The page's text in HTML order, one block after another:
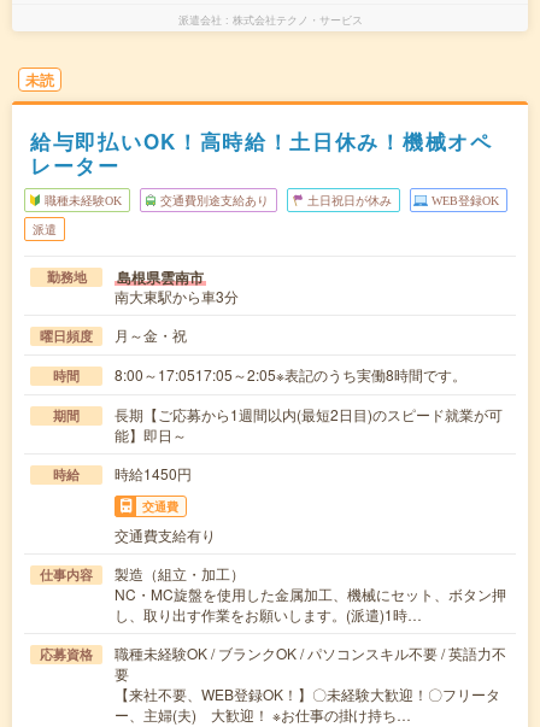
派遣会社 株式会社テクノ・サービス
未読
給与即払いOK！高時給！土日休み！機械オペ
レーター
職種未経験OK 交通費別途支給あり 土日祝日が休み WEB登録OK
派遣
勤務地 島根県雲南市
南大東駅から車3分
曜日頻度 月～金・祝
時間 8:00～17:0517:05～2:05※表記のうち実働8時間です。
期間
長期【ご応募から1週間以内(最短2日目)のスピード就業が可
能】即日～
時給 時給1450円
交通費
交通費支給有り
仕事内容
製造（組立・加工）
NC・MC旋盤を使用した金属加工、機械にセット、ボタン押
し、取り出す作業をお願いします。(派遣)1時…
応募資格
職種未経験OK / ブランクOK / パソコンスキル不要 / 英語力不
要
【来社不要、WEB登録OK！】〇未経験大歓迎！〇フリータ
ー、主婦(夫) 大歓迎！ ※お仕事の掛け持ち…